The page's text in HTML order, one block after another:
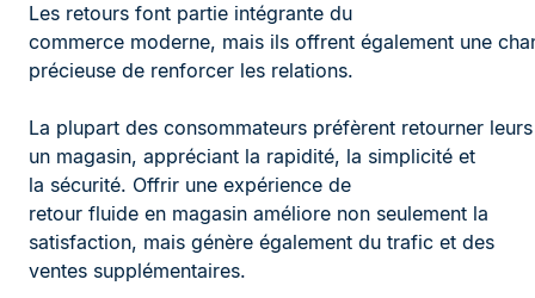
Les retours font partie intégrante du
commerce moderne, mais ils offrent également une
précieuse de renforcer les relations.
La plupart des consommateurs préfèrent retourner
un magasin, appréciant la rapidité, la simplicité et
la sécurité. Offrir une expérience de
retour fluide en magasin améliore non seulement la
satisfaction, mais génère également du trafic et des
ventes supplémentaires.